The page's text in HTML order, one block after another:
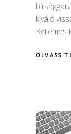
kiváló
Kellemes
OLVASS